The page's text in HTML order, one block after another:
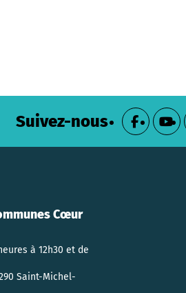
Suivez-nous
Cœur
à 12h30 et de
Saint-Michel-